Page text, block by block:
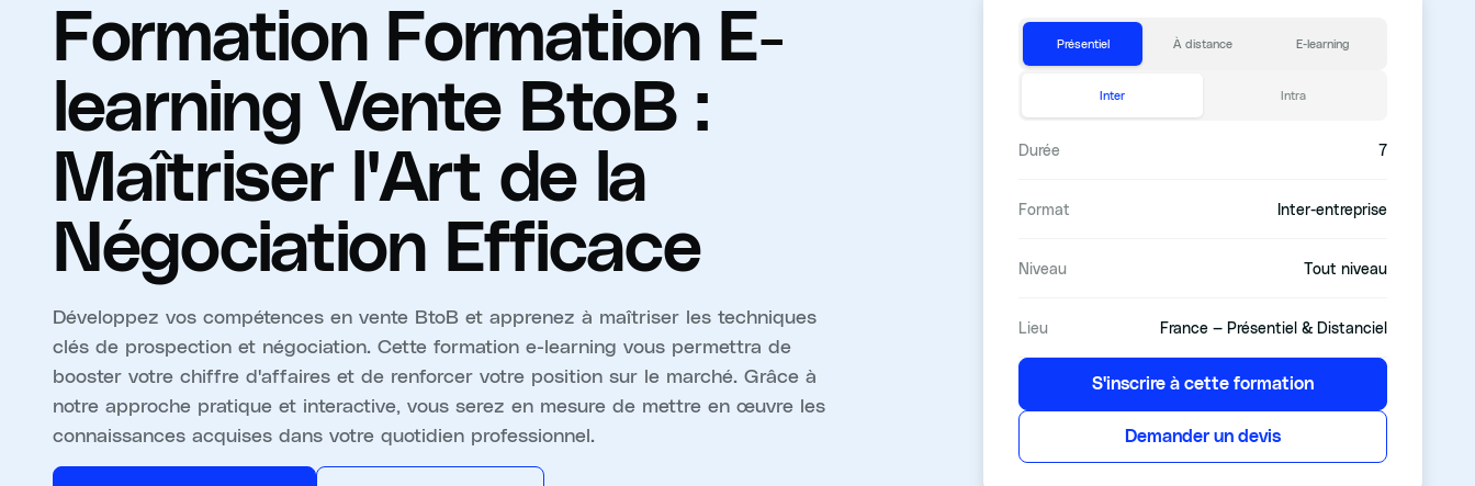
Formation Formation E-
learning Vente BtoB :
Maîtriser l'Art de la
Négociation Efficace
Développez vos compétences en vente BtoB et apprenez à maîtriser les techniques
clés de prospection et négociation. Cette formation e-learning vous permettra de
booster votre chiffre d'affaires et de renforcer votre position sur le marché. Grâce à
notre approche pratique et interactive, vous serez en mesure de mettre en œuvre les
connaissances acquises dans votre quotidien professionnel.
Présentiel À distance E-learning
Inter Intra
Durée 7
Format Inter-entreprise
Niveau Tout niveau
Lieu France — Présentiel & Distanciel
S'inscrire à cette formation
Demander un devis